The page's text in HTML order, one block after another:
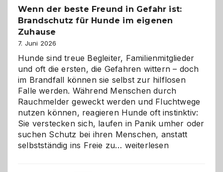
Wenn der beste Freund in Gefahr ist:
Brandschutz für Hunde im eigenen
Zuhause
7. Juni 2026
Hunde sind treue Begleiter, Familienmitglieder
und oft die ersten, die Gefahren wittern – doch
im Brandfall können sie selbst zur hilflosen
Falle werden. Während Menschen durch
Rauchmelder geweckt werden und Fluchtwege
nutzen können, reagieren Hunde oft instinktiv:
Sie verstecken sich, laufen in Panik umher oder
suchen Schutz bei ihren Menschen, anstatt
selbstständig ins Freie zu… Wenn
weiterlesen